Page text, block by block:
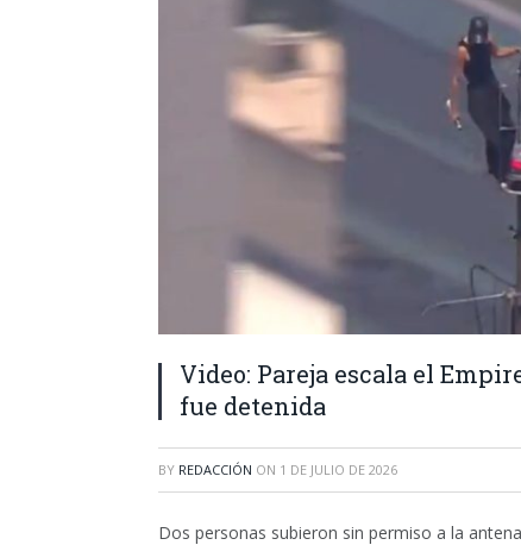
Video: Pareja escala el
fue detenida
BY REDACCIÓN ON 1 DE JULIO DE 2026
Dos personas subieron sin permiso a la